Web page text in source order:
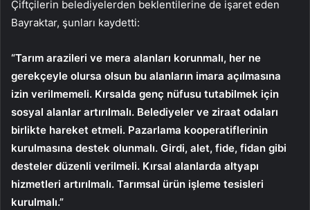
Çiftçilerin belediyelerden beklentilerine de işaret eden
Bayraktar, şunları kaydetti:
“Tarım arazileri ve mera alanları korunmalı, her ne
gerekçeyle olursa olsun bu alanların imara açılmasına
izin verilmemeli. Kırsalda genç nüfusu tutabilmek için
sosyal alanlar artırılmalı. Belediyeler ve ziraat odaları
birlikte hareket etmeli. Pazarlama kooperatiflerinin
kurulmasına destek olunmalı. Girdi, alet, fide, fidan gibi
desteler düzenli verilmeli. Kırsal alanlarda altyapı
hizmetleri artırılmalı. Tarımsal ürün işleme tesisleri
kurulmalı.”